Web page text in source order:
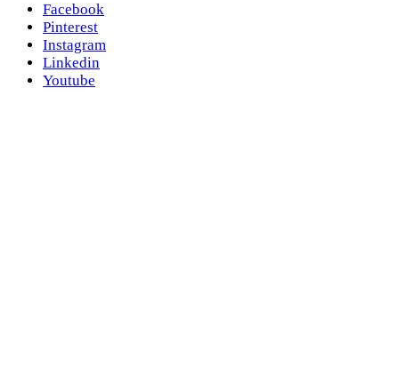
Facebook
Pinterest
Instagram
Linkedin
Youtube